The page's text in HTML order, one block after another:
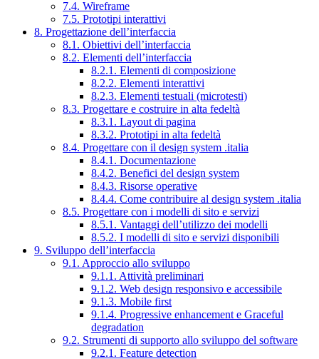
7.4. Wireframe
7.5. Prototipi interattivi
8. Progettazione dell’interfaccia
8.1. Obiettivi dell’interfaccia
8.2. Elementi dell’interfaccia
8.2.1. Elementi di composizione
8.2.2. Elementi interattivi
8.2.3. Elementi testuali (microtesti)
8.3. Progettare e costruire in alta fedeltà
8.3.1. Layout di pagina
8.3.2. Prototipi in alta fedeltà
8.4. Progettare con il design system .italia
8.4.1. Documentazione
8.4.2. Benefici del design system
8.4.3. Risorse operative
8.4.4. Come contribuire al design system .italia
8.5. Progettare con i modelli di sito e servizi
8.5.1. Vantaggi dell’utilizzo dei modelli
8.5.2. I modelli di sito e servizi disponibili
9. Sviluppo dell’interfaccia
9.1. Approccio allo sviluppo
9.1.1. Attività preliminari
9.1.2. Web design responsivo e accessibile
9.1.3. Mobile first
9.1.4. Progressive enhancement e Graceful
degradation
9.2. Strumenti di supporto allo sviluppo del software
9.2.1. Feature detection